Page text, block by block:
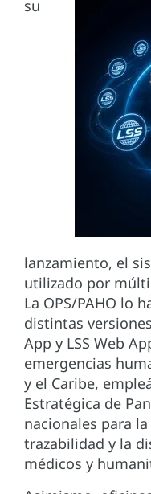
su
lanzamiento, el
utilizado por
La OPS/PAHO lo
distintas
App y LSS Web
emergencias
y el Caribe,
Estratégica de
nacionales para
trazabilidad y la
médicos y